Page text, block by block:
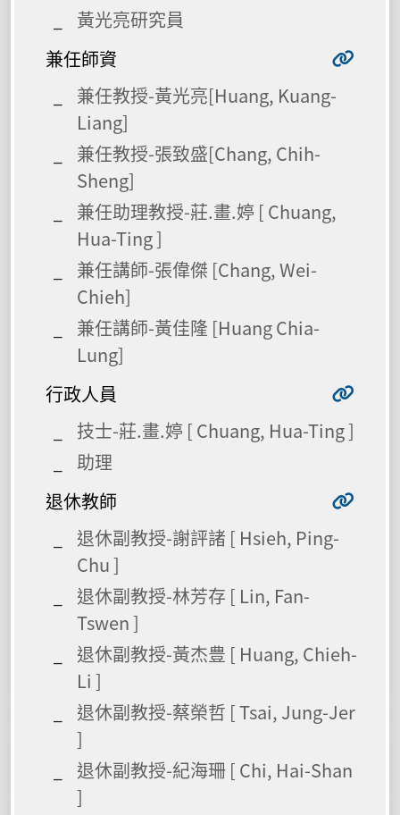
黃光亮研究員
兼任師資
兼任教授-黃光亮[Huang, Kuang-
Liang]
兼任教授-張致盛[Chang, Chih-
Sheng]
兼任助理教授-莊.畫.婷 [ Chuang,
Hua-Ting ]
兼任講師-張偉傑 [Chang, Wei-
Chieh]
兼任講師-黃佳隆 [Huang Chia-
Lung]
行政人員
技士-莊.畫.婷 [ Chuang, Hua-Ting ]
助理
退休教師
退休副教授-謝評諸 [ Hsieh, Ping-
Chu ]
退休副教授-林芳存 [ Lin, Fan-
Tswen ]
退休副教授-黃杰豊 [ Huang, Chieh-
Li ]
退休副教授-蔡榮哲 [ Tsai, Jung-Jer
]
退休副教授-紀海珊 [ Chi, Hai-Shan
]